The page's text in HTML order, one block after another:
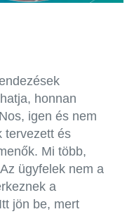
honnan
igen és nem
tervezett és
Mi több,
ügyfelek nem a
a
jön be, mert